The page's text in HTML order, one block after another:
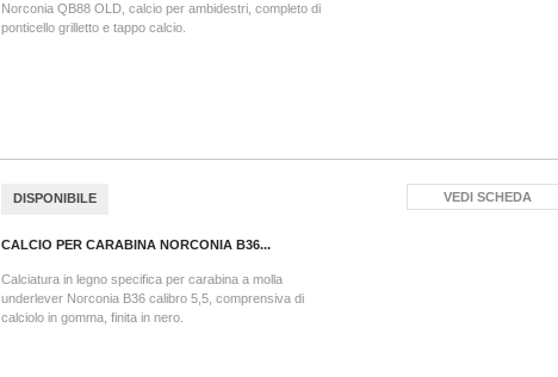
Norconia QB88 OLD, calcio per ambidestri, completo di
ponticello grilletto e tappo calcio.
DISPONIBILE
CALCIO PER CARABINA NORCONIA B36...
Calciatura in legno specifica per carabina a molla
underlever Norconia B36 calibro 5,5, comprensiva di
calciolo in gomma, finita in nero.
VEDI SCHEDA